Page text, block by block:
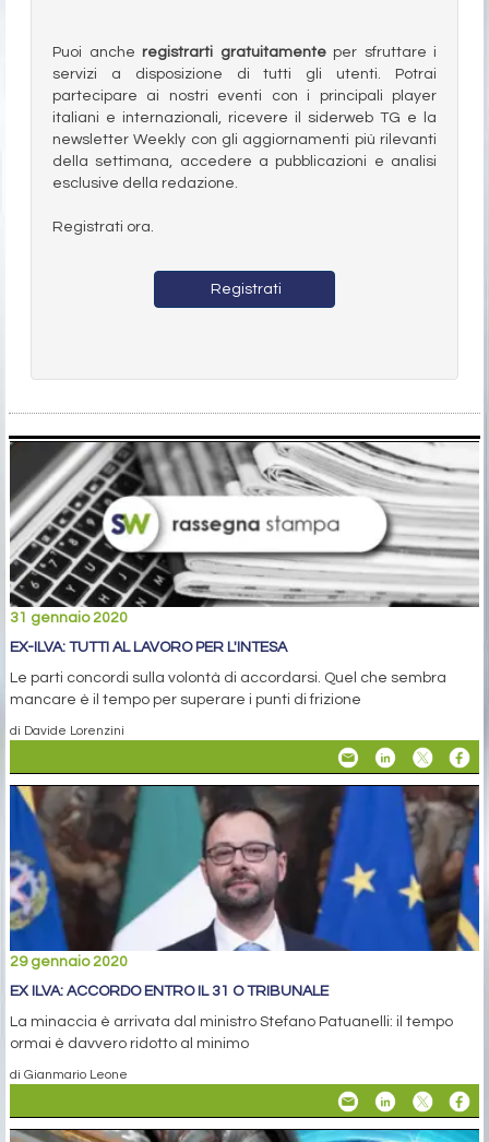
Puoi anche registrarti gratuitamenteper sfruttare i
servizi a disposizione di tutti gli utenti. Potrai
partecipare ai nostri eventi con i principali player
italiani e internazionali, ricevere il siderweb TG e la
newsletter Weekly con gli aggiornamenti più rilevanti
della settimana, accedere a pubblicazioni e analisi
esclusive della redazione.
Registrati ora.
Registrati
31 gennaio 2020
EX-ILVA: TUTTI AL LAVORO PER L'INTESA
Le parti concordi sulla volontà di accordarsi. Quel che sembra
mancare è il tempo per superare i punti di frizione
di Davide Lorenzini
29 gennaio 2020
EX ILVA: ACCORDO ENTRO IL 31 O TRIBUNALE
La minaccia è arrivata dal ministro Stefano Patuanelli: il tempo
ormai è davvero ridotto al minimo
di Gianmario Leone